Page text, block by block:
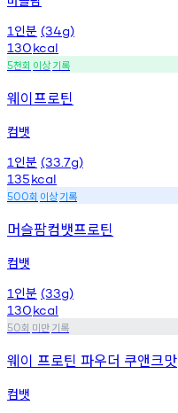
1 인분 (34g)
130kcal
5천회 이상기록
웨이프로틴
컴뱃
1 인분 (33.7g)
135kcal
500회 이상기록
머슬팜컴뱃프로틴
컴뱃
1 인분 (33g)
130kcal
50회 미만기록
웨이 프로틴 파우더 쿠앤크맛
컴뱃